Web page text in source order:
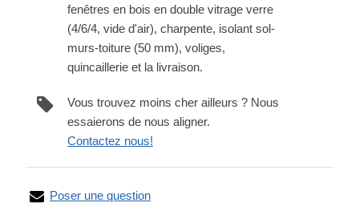
fenêtres en bois en double vitrage verre
(4/6/4, vide d'air), charpente, isolant sol-
murs-toiture (50 mm), voliges,
quincaillerie et la livraison.
Vous trouvez moins cher ailleurs ? Nous
essaierons de nous aligner.
Contactez nous!
Poser une question